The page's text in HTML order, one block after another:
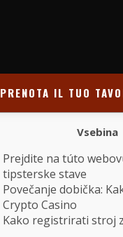
PRENOTA IL TUO
Vsebina
Prejdite na túto
tipsterske stave
Povečanje dobička:
Crypto Casino
Kako registrirati stroj